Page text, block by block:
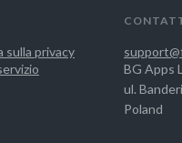
sulla privacy
BG Apps
ul.
Poland